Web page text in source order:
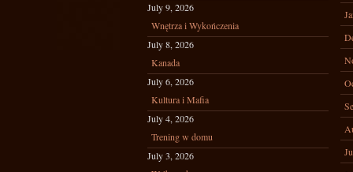
July 9, 2026
Wnętrza i Wykończenia
July 8, 2026
Kanada
July 6, 2026
Kultura i Mafia
July 4, 2026
Trening w domu
July 3, 2026